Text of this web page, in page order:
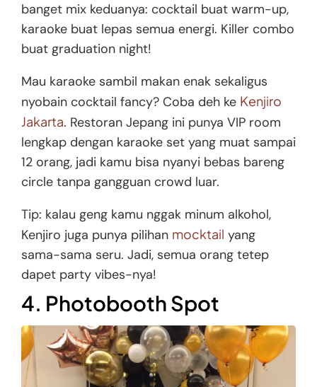
banget mix keduanya: cocktail buat warm-up,
karaoke buat lepas semua energi. Killer combo
buat graduation night!
Mau karaoke sambil makan enak sekaligus
nyobain cocktail fancy? Coba deh ke Kenjiro
Jakarta. Restoran Jepang ini punya VIP room
lengkap dengan karaoke set yang muat sampai
12 orang, jadi kamu bisa nyanyi bebas bareng
circle tanpa gangguan crowd luar.
Tip: kalau geng kamu nggak minum alkohol,
Kenjiro juga punya pilihan mocktail yang
sama-sama seru. Jadi, semua orang tetep
dapet party vibes-nya!
4. Photobooth Spot